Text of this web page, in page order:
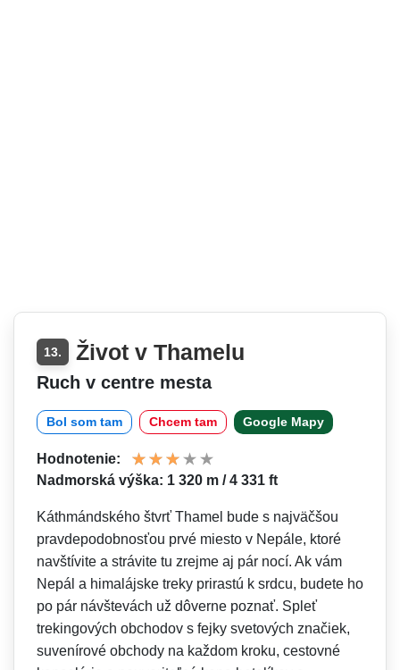
13. Život v Thamelu
Ruch v centre mesta
Bol som tam Chcem tam Google Mapy
Hodnotenie:
Nadmorská výška: 1 320 m / 4 331 ft
Káthmándského štvrť Thamel bude s najväčšou
pravdepodobnosťou prvé miesto v Nepále, ktoré
navštívite a strávite tu zrejme aj pár nocí. Ak vám
Nepál a himalájske treky prirastú k srdcu, budete ho
po pár návštevách už dôverne poznať. Spleť
trekingových obchodov s fejky svetových značiek,
suvenírové obchody na každom kroku, cestovné